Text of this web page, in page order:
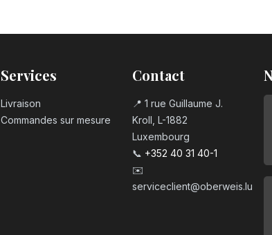
Services
Livraison
Commandes sur mesure
Contact
📍 1 rue Guillaume J.
Kroll, L-1882
Luxembourg
📞 +352 40 31 40-1
✉️
serviceclient@oberweis.lu